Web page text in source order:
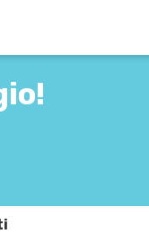
PRESTO